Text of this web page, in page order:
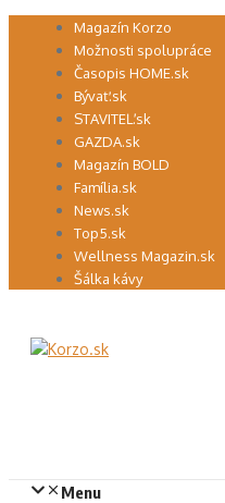
Preskočiť Magazín Korzo
Možnosti spolupráce
Časopis HOME.sk
Bývať.sk
STAVITEĽ.sk
GAZDA.sk
Magazín BOLD
Família.sk
News.sk
Top5.sk
Wellness Magazin.sk
Šálka kávy
Menu